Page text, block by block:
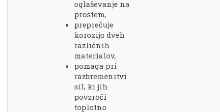
oglaševanje na
prostem,
preprečuje
korozijo dveh
različnih
materialov,
pomaga pri
razbremenitvi
sil, ki jih
povzroči
toplotno